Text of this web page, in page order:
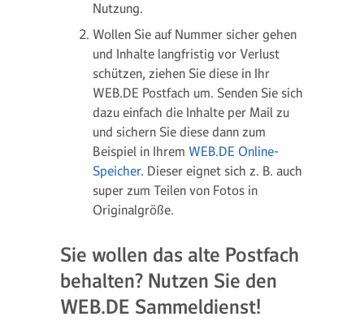
Nutzung.
Wollen Sie auf Nummer sicher gehen
und Inhalte langfristig vor Verlust
schützen, ziehen Sie diese in Ihr
WEB.DE Postfach um. Senden Sie sich
dazu einfach die Inhalte per Mail zu
und sichern Sie diese dann zum
Beispiel in Ihrem WEB.DE Online-
Speicher. Dieser eignet sich z. B. auch
super zum Teilen von Fotos in
Originalgröße.
Sie wollen das alte Postfach
behalten? Nutzen Sie den
WEB.DE Sammeldienst!